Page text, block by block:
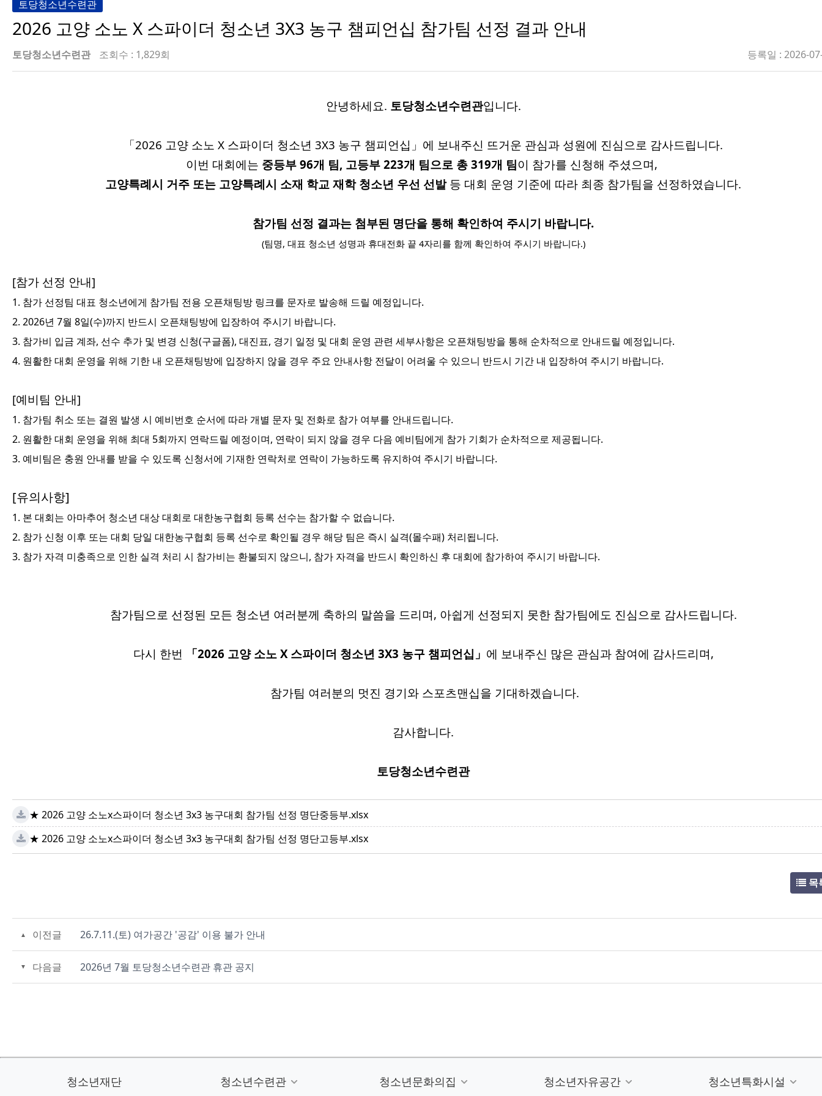
토당청소년수련관
2026 고양 소노 X 스파이더 청소년 3X3 농구 챔피언십 참가팀 선정 결과 안내
토당청소년수련관 조회수 : 1,829회 등록일 : 2026-
안녕하세요. 토당청소년수련관입니다.
「2026 고양 소노 X 스파이더 청소년 3X3 농구 챔피언십」에 보내주신 뜨거운 관심과 성원에 진심으로 감사드립니다.
이번 대회에는 중등부 96개 팀, 고등부 223개 팀으로 총 319개 팀이 참가를 신청해 주셨으며,
고양특례시 거주 또는 고양특례시 소재 학교 재학 청소년 우선 선발등 대회 운영 기준에 따라 최종 참가팀을 선정하였습니다.
참가팀 선정 결과는 첨부된 명단을 통해 확인하여 주시기 바랍니다.
(팀명, 대표 청소년 성명과 휴대전화 끝 4자리를 함께 확인하여 주시기 바랍니다.)
[참가 선정 안내]
1. 참가 선정팀 대표 청소년에게 참가팀 전용 오픈채팅방 링크를 문자로 발송해 드릴 예정입니다.
2. 2026년 7월 8일(수)까지 반드시 오픈채팅방에 입장하여 주시기 바랍니다.
3. 참가비 입금 계좌, 선수 추가 및 변경 신청(구글폼), 대진표, 경기 일정 및 대회 운영 관련 세부사항은 오픈채팅방을 통해 순차적으로 안내드릴 예정입니다.
4. 원활한 대회 운영을 위해 기한 내 오픈채팅방에 입장하지 않을 경우 주요 안내사항 전달이 어려울 수 있으니 반드시 기간 내 입장하여 주시기 바랍니다.
[예비팀 안내]
1. 참가팀 취소 또는 결원 발생 시 예비번호 순서에 따라 개별 문자 및 전화로 참가 여부를 안내드립니다.
2. 원활한 대회 운영을 위해 최대 5회까지 연락드릴 예정이며, 연락이 되지 않을 경우 다음 예비팀에게 참가 기회가 순차적으로 제공됩니다.
3. 예비팀은 충원 안내를 받을 수 있도록 신청서에 기재한 연락처로 연락이 가능하도록 유지하여 주시기 바랍니다.
[유의사항]
1. 본 대회는 아마추어 청소년 대상 대회로 대한농구협회 등록 선수는 참가할 수 없습니다.
2. 참가 신청 이후 또는 대회 당일 대한농구협회 등록 선수로 확인될 경우 해당 팀은 즉시 실격(몰수패) 처리됩니다.
3. 참가 자격 미충족으로 인한 실격 처리 시 참가비는 환불되지 않으니, 참가 자격을 반드시 확인하신 후 대회에 참가하여 주시기 바랍니다.
참가팀으로 선정된 모든 청소년 여러분께 축하의 말씀을 드리며, 아쉽게 선정되지 못한 참가팀에도 진심으로 감사드립니다.
다시 한번 「2026 고양 소노 X 스파이더 청소년 3X3 농구 챔피언십」 에 보내주신 많은 관심과 참여에 감사드리며,
참가팀 여러분의 멋진 경기와 스포츠맨십을 기대하겠습니다.
감사합니다.
토당청소년수련관
★ 2026 고양 소노x스파이더 청소년 3x3 농구대회 참가팀 선정 명단중등부.xlsx
★ 2026 고양 소노x스파이더 청소년 3x3 농구대회 참가팀 선정 명단고등부.xlsx
목
이전글 26.7.11.(토) 여가공간 '공감' 이용 불가 안내
다음글 2026년 7월 토당청소년수련관 휴관 공지
청소년재단 청소년수련관 청소년문화의집 청소년자유공간 청소년특화시설